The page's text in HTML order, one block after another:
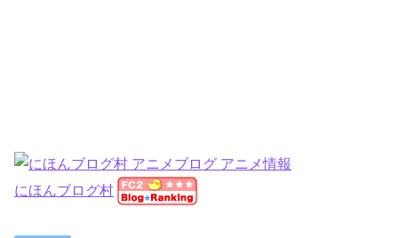
にほんブログ村